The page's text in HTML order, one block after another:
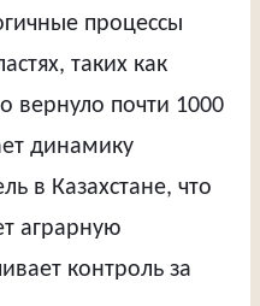
процессы
таких как
вернуло почти 1000
динамику
в Казахстане, что
аграрную
контроль за